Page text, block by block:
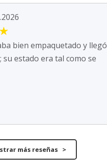
★
bien empaquetado y llegó
estado era tal como se
más reseñas >